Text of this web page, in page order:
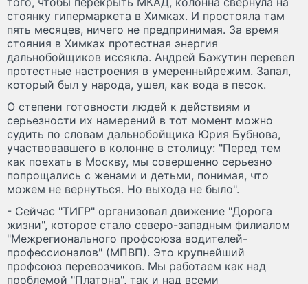
стоянку гипермаркета в Химках. И простояла там
пять месяцев, ничего не предпринимая. За время
стояния в Химках протестная энергия
дальнобойщиков иссякла. Андрей Бажутин перевел
протестные настроения в умеренныйрежим. Запал,
который был у народа, ушел, как вода в песок.
О степени готовности людей к действиям и
серьезности их намерений в тот момент можно
судить по словам дальнобойщика Юрия Бубнова,
участвовавшего в колонне в столицу: "Перед тем
как поехать в Москву, мы совершенно серьезно
попрощались с женами и детьми, понимая, что
можем не вернуться. Но выхода не было".
- Сейчас "ТИГР" организовал движение "Дорога
жизни", которое стало северо-западным филиалом
"Межрегионального профсоюза водителей-
профессионалов" (МПВП). Это крупнейший
профсоюз перевозчиков. Мы работаем как над
проблемой "Платона", так и над всеми